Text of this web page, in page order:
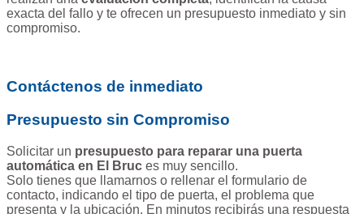
exacta del fallo y te ofrecen un presupuesto inmediato y sin
compromiso.
Contáctenos de inmediato
Presupuesto sin Compromiso
Solicitar un presupuesto para reparar una puerta
automática en El Bruc es muy sencillo.
Solo tienes que llamarnos o rellenar el formulario de
contacto, indicando el tipo de puerta, el problema que
presenta y la ubicación. En minutos recibirás una respuesta